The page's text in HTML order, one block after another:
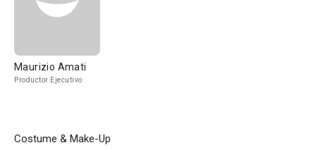
Maurizio Amati
Productor Ejecutivo
Costume & Make-Up